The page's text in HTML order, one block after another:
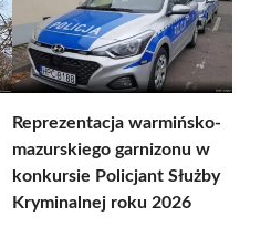
Reprezentacja warmińsko-
mazurskiego garnizonu w
konkursie Policjant Służby
Kryminalnej roku 2026